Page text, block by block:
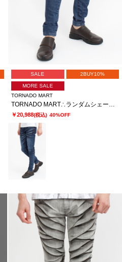
SALE 2BUY10%
MORE SALE
TORNADO MART
TORNADO MART∴ランダムシェービングスキニーデニム
￥20,988(税込) 40%OFF